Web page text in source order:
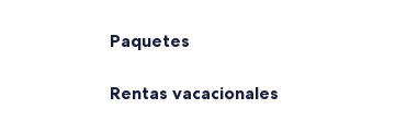
Paquetes
Rentas vacacionales